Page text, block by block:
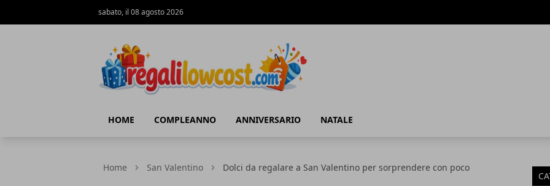
sabato, il 08 agosto 2026
HOME COMPLEANNO ANNIVERSARIO NATALE
Home San Valentino Dolci da regalare a San Valentino per sorprendere con poco